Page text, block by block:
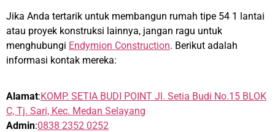
Jika Anda tertarik untuk membangun rumah tipe 54 1 lantai
atau proyek konstruksi lainnya, jangan ragu untuk
menghubungi Endymion Construction. Berikut adalah
informasi kontak mereka:
Alamat:KOMP. SETIA BUDI POINT Jl. Setia Budi No.15 BLOK
C, Tj. Sari, Kec. Medan Selayang
Admin:0838 2352 0252